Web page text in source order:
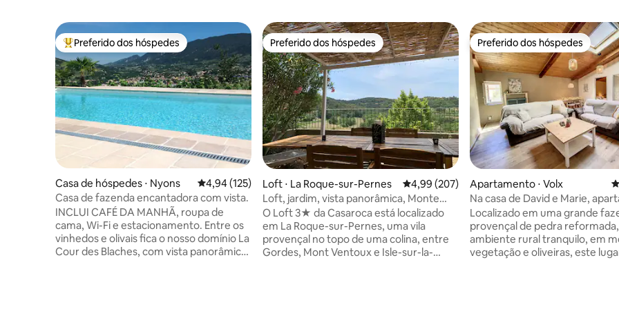
Entre os melhores preferidos dos hóspedes
Preferido dos hóspedes
Casa de hóspedes ⋅ Nyons 4,94 de uma avaliação média de 5, 125 avaliações
4,94 (125)
Casa de fazenda encantadora com vista.
INCLUI CAFÉ DA MANHÃ, roupa de
cama, Wi-Fi e estacionamento. Entre os
vinhedos e olivais fica o nosso domínio La
Cour des Blaches, com vista panorâmica
Preferido dos hóspedes
Preferido dos hóspedes
Loft ⋅ La Roque-sur-Pernes 4,99 de uma avaliação média de 5, 207
4,99 (207)
Loft, jardim, vista panorâmica, Monte
Ventoux, Gordes
O Loft 3★ da Casaroca está localizado
em La Roque-sur-Pernes, uma vila
provençal no topo de uma colina, entre
Gordes, Mont Ventoux e Isle-sur-la-
Preferido dos hóspedes
Preferido dos hóspedes
Apartamento ⋅ Volx
Na casa de David e Marie,
espaçoso e tranquilo
Localizado em uma grande
provençal de pedra
ambiente rural tranquilo, em
vegetação e oliveiras, este